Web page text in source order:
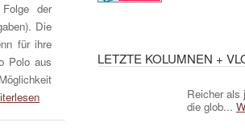
der
Die
für ihre
Polo aus
LETZTE KOLUMNEN +
Reicher als
die glob...